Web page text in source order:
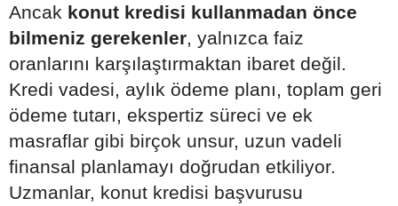
Ancak konut kredisi kullanmadan önce
bilmeniz gerekenler, yalnızca faiz
oranlarını karşılaştırmaktan ibaret değil.
Kredi vadesi, aylık ödeme planı, toplam geri
ödeme tutarı, ekspertiz süreci ve ek
masraflar gibi birçok unsur, uzun vadeli
finansal planlamayı doğrudan etkiliyor.
Uzmanlar, konut kredisi başvurusu